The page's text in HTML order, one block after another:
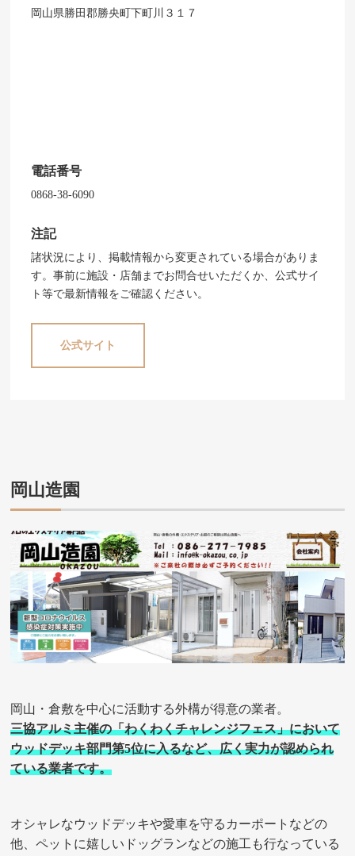
岡山県勝田郡勝央町下町川３１７
電話番号
0868-38-6090
注記
諸状況により、掲載情報から変更されている場合がありま
す。事前に施設・店舗までお問合せいただくか、公式サイ
ト等で最新情報をご確認ください。
公式サイト
岡山造園
岡山・倉敷を中心に活動する外構が得意の業者。
三協アルミ主催の「わくわくチャレンジフェス」において
ウッドデッキ部門第5位に入るなど、広く実力が認められ
ている業者です。
オシャレなウッドデッキや愛車を守るカーポートなどの
他、ペットに嬉しいドッグランなどの施工も行なっている